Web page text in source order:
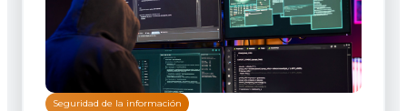
Seguridad de la información